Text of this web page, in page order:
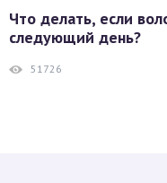
Что делать, если
следующий день?
51726